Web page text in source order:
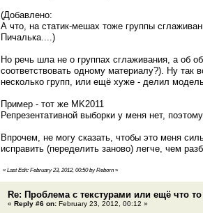
(Добавлено:
А что, на статик-мешах тоже группы
Пичалька....)
Но речь шла не о группах сглаживания, а об
соответствовать одному материалу?). Ну так
несколько групп, или ещё хуже - делил
Пример - тот же MK2011
Репрезентативной выборки у меня нет,
Впрочем, не могу сказать, чтобы это меня
исправить (переделить заново) легче, чем
« Last Edit: February 23, 2012, 00:50 by Reborn »
Re: Проблема с текстурами или ещё что то
« Reply #6 on: February 23, 2012, 00:12 »